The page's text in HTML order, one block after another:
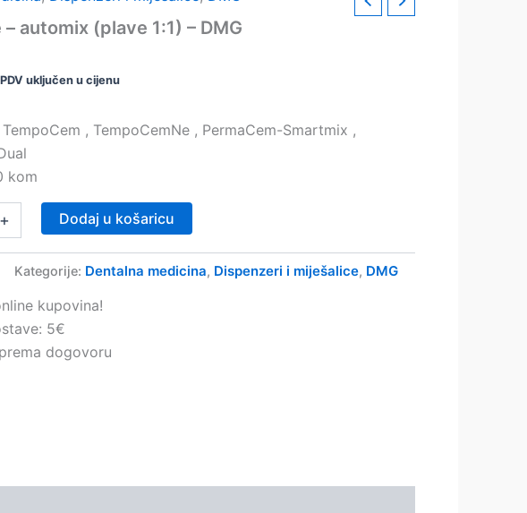
automix (plave 1:1) – DMG
PDV uključen u cijenu
, TempoCemNe , PermaCem-Smartmix ,
kom
+ Dodaj u košaricu
Kategorije: Dentalna medicina, Dispenzeri i miješalice, DMG
kupovina!
5€
dogovoru